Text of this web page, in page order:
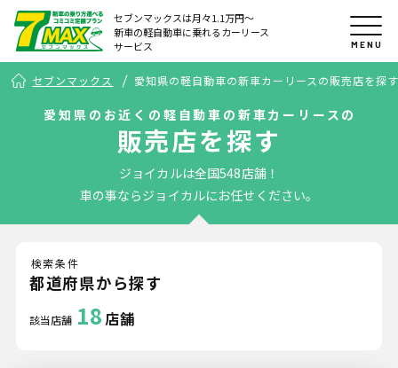
セブンマックスは月々1.1万円〜
新車の軽自動車に乗れるカーリース
サービス
MENU
セブンマックス 愛知県の軽自動車の新車カーリースの販売店を探
愛知県のお近くの軽自動車の新車カーリースの
販売店を探す
ジョイカルは全国548店舗！
車の事ならジョイカルにお任せください。
検索条件
都道府県から探す
該当店舗 18 店舗